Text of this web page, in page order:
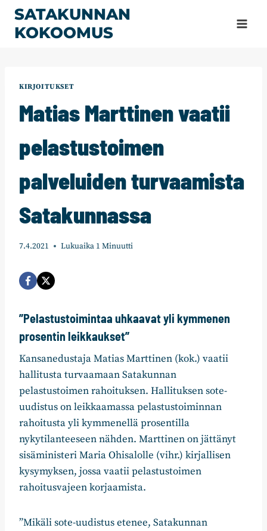
Siirry
sisältöön
SATAKUNNAN
KOKOOMUS
KIRJOITUKSET
Matias Marttinen vaatii
pelastustoimen
palveluiden turvaamista
Satakunnassa
7.4.2021 Lukuaika 1 Minuutti
”Pelastustoimintaa uhkaavat yli kymmenen
prosentin leikkaukset”
Kansanedustaja Matias Marttinen (kok.) vaatii
hallitusta turvaamaan Satakunnan
pelastustoimen rahoituksen. Hallituksen sote-
uudistus on leikkaamassa pelastustoiminnan
rahoitusta yli kymmenellä prosentilla
nykytilanteeseen nähden. Marttinen on jättänyt
sisäministeri Maria Ohisalolle (vihr.) kirjallisen
kysymyksen, jossa vaatii pelastustoimen
rahoitusvajeen korjaamista.
”Mikäli sote-uudistus etenee, Satakunnan